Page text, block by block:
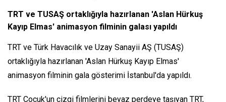
TRT ve TUSAŞ ortaklığıyla hazırlanan 'Aslan Hürkuş
Kayıp Elmas' animasyon filminin galası yapıldı
TRT ve Türk Havacılık ve Uzay Sanayii AŞ (TUSAŞ)
ortaklığıyla hazırlanan 'Aslan Hürkuş Kayıp Elmas'
animasyon filminin gala gösterimi İstanbul'da yapıldı.
TRT Çocuk'un çizgi filmlerini beyaz perdeye taşıyan TRT,